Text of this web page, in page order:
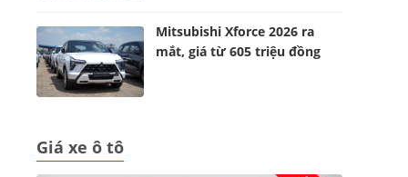
Mitsubishi Xforce 2026 ra
mắt, giá từ 605 triệu đồng
Giá xe ô tô